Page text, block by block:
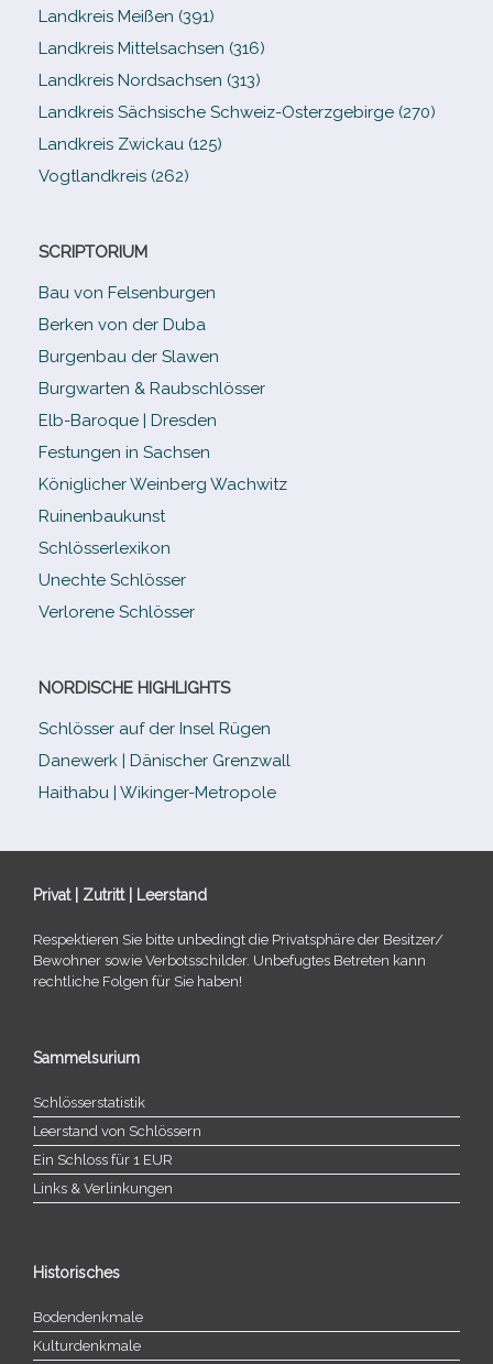
Landkreis Meißen (391)
Landkreis Mittelsachsen (316)
Landkreis Nordsachsen (313)
Landkreis Sächsische Schweiz-​Osterzgebirge (270)
Landkreis Zwickau (125)
Vogtlandkreis (262)
SCRIPTORIUM
Bau von Felsenburgen
Berken von der Duba
Burgenbau der Slawen
Burgwarten & Raubschlösser
Elb-​Baroque | Dresden
Festungen in Sachsen
Königlicher Weinberg Wachwitz
Ruinenbaukunst
Schlösserlexikon
Unechte Schlösser
Verlorene Schlösser
NORDISCHE HIGHLIGHTS
Schlösser auf der Insel Rügen
Danewerk | Dänischer Grenzwall
Haithabu | Wikinger-Metropole
Privat | Zutritt | Leerstand
Respektieren Sie bitte unbe­dingt die Privatsphäre der Besitzer/​
Bewohner sowie Verbotsschilder. Unbefugtes Betreten kann
recht­li­che Folgen für Sie haben!
Sammelsurium
Schlösserstatistik
Leerstand von Schlössern
Ein Schloss für 1 EUR
Links & Verlinkungen
Historisches
Bodendenkmale
Kulturdenkmale